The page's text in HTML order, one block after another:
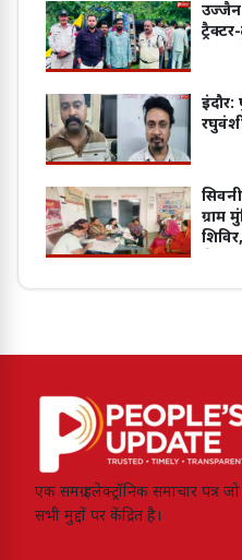
उज्जैन
इंदौर:
ग्राम
एक समग्र इलेक्ट्रॉनिक समाचार पत्र
सभी मुद्दों पर केंद्रित है।